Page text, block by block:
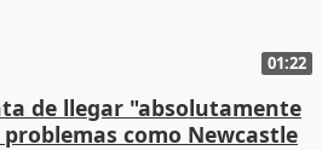
01:22
de llegar "absolutamente
como Newcastle